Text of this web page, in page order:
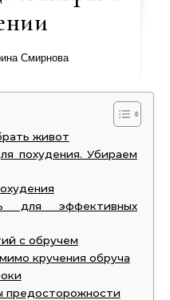
Смирнова
живот
похудения. Убираем
для эффективных
с обручем
кручения обруча
предосторожности